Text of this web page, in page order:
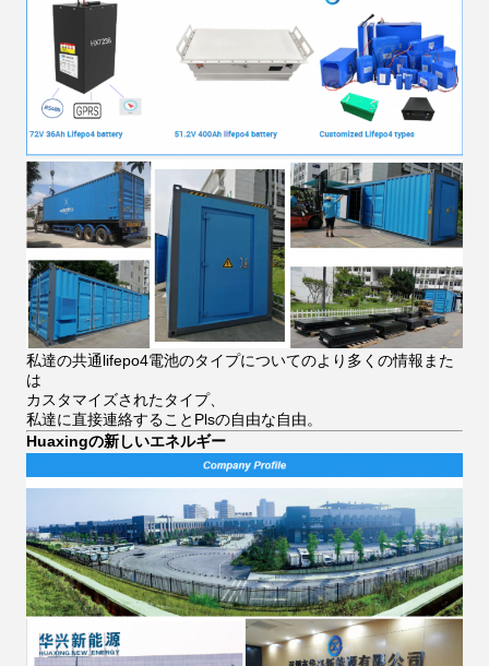
私達の共通lifepo4電池のタイプについてのより多くの情報また
は
カスタマイズされたタイプ、
私達に直接連絡することPlsの自由な自由。
Huaxingの新しいエネルギー